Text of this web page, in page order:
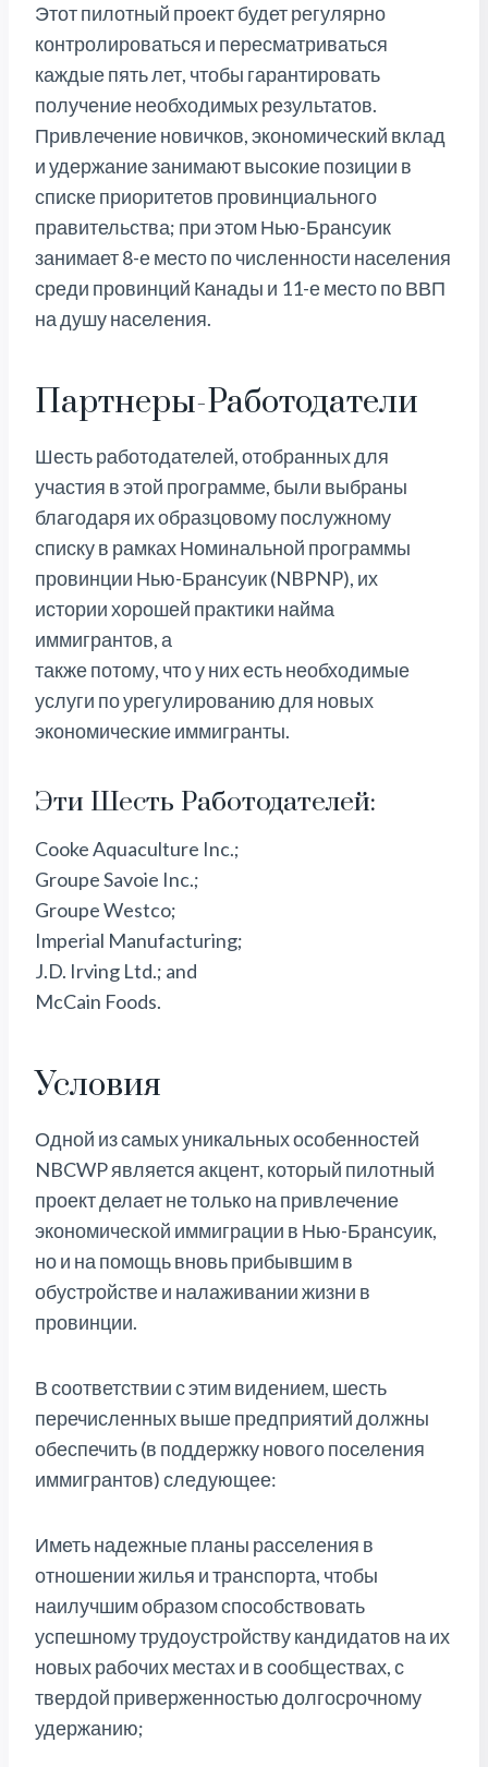
Этот пилотный проект будет регулярно
контролироваться и пересматриваться
каждые пять лет, чтобы гарантировать
получение необходимых результатов.
Привлечение новичков, экономический вклад
и удержание занимают высокие позиции в
списке приоритетов провинциального
правительства; при этом Нью-Брансуик
занимает 8-е место по численности населения
среди провинций Канады и 11-е место по ВВП
на душу населения.
Партнеры-Работодатели
Шесть работодателей, отобранных для
участия в этой программе, были выбраны
благодаря их образцовому послужному
списку в рамках Номинальной программы
провинции Нью-Брансуик (NBPNP), их
истории хорошей практики найма
иммигрантов, а
также потому, что у них есть необходимые
услуги по урегулированию для новых
экономические иммигранты.
Эти Шесть Работодателей:
Cooke Aquaculture Inc.;
Groupe Savoie Inc.;
Groupe Westco;
Imperial Manufacturing;
J.D. Irving Ltd.; and
McCain Foods.
Условия
Одной из самых уникальных особенностей
NBCWP является акцент, который пилотный
проект делает не только на привлечение
экономической иммиграции в Нью-Брансуик,
но и на помощь вновь прибывшим в
обустройстве и налаживании жизни в
провинции.
В соответствии с этим видением, шесть
перечисленных выше предприятий должны
обеспечить (в поддержку нового поселения
иммигрантов) следующее:
Иметь надежные планы расселения в
отношении жилья и транспорта, чтобы
наилучшим образом способствовать
успешному трудоустройству кандидатов на их
новых рабочих местах и в сообществах, с
твердой приверженностью долгосрочному
удержанию;